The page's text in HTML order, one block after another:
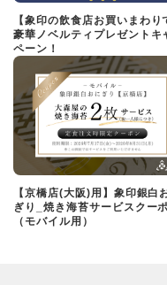
【象印の飲食店お買いまわり
豪華ノベルティプレゼントキ
ペーン！
【京橋店(大阪)用】象印銀白
ぎり_焼き海苔サービスクー
（モバイル用）